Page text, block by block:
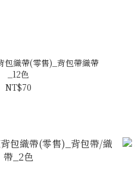
包織帶(零售)_背包帶織帶
_12色
NT$70